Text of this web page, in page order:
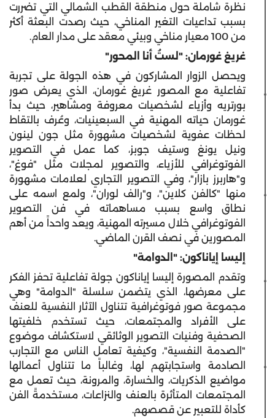
نظرة شاملة حول منطقة القطب الشمالي التي تضررت
بسبب تداعيات التغير المناخي، حيث رصدت البعثة أكثر
من 100 معيار مناخي وبيئي معقد على مدار العام.
غريغ غورمان: "لستُ أنا المحور"
ويحصل الزوار المشاركون في هذه الجولة على تجربة
تفاعلية مع المصور غريغ غورمان، الذي يعرض صور
بورتريه وأزياء لشخصيات معروفة ومشاهير، حيث بدأ
غورمان حياته المهنية في السبعينيات، وعُرف بالتقاط
لحظات عفوية لشخصيات مشهورة مثل جون لينون
ونيل يونغ وستيف جوبز، كما عمل في التصوير
الفوتوغرافي للأزياء، والتصوير لمجلات مثل "فوغ"،
و"هاربرز بازار"، وفي التصوير التجاري لعلامات مشهورة
منها "كالفن كلاين"، و"رالف لوران"، ولمع اسمه على
نطاق واسع بسبب مساهماته في فن التصوير
الفوتوغرافي خلال مسيرته المهنية، ويعد واحداً من أهم
المصورين في نصف القرن الماضي.
إليسا إياناكون: "الدوامة"
وتقدم المصورة إليسا إياناكون جولة تفاعلية تحفز الفكر
على معرضها، الذي يتضمن سلسلة "الدوامة" وهي
مجموعة صور فوتوغرافية تتناول الآثار النفسية للعنف
على الأفراد والمجتمعات، حيث تستخدم خلفيتها
الصحفية وفنيات التصوير الوثائقي لاستكشاف موضوع
"الصدمة النفسية"، وكيفية تعامل الناس مع التجارب
الصادمة واستجابتهم لها، وغالباً ما تتناول أعمالها
مواضيع الذكريات، والخسارة، والمرونة، حيث تعمل مع
المجتمعات المتأثرة بالعنف والنزاعات، مستخدمةً الفن
كأداة للتعبير عن قصصهم.